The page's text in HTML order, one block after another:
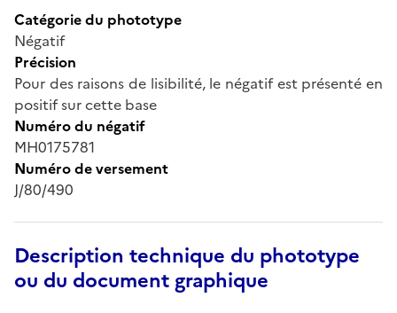
Catégorie du phototype
Négatif
Précision
Pour des raisons de lisibilité, le négatif est présenté en
positif sur cette base
Numéro du négatif
MH0175781
Numéro de versement
J/80/490
Description technique du phototype
ou du document graphique